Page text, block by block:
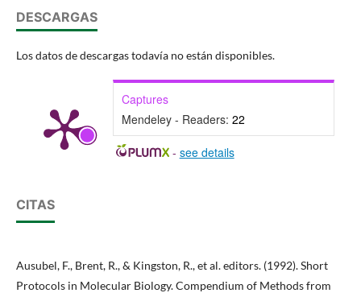
DESCARGAS
Los datos de descargas todavía no están disponibles.
Captures
Mendeley - Readers: 22
- see details
CITAS
Ausubel, F., Brent, R., & Kingston, R., et al. editors. (1992). Short
Protocols in Molecular Biology. Compendium of Methods from